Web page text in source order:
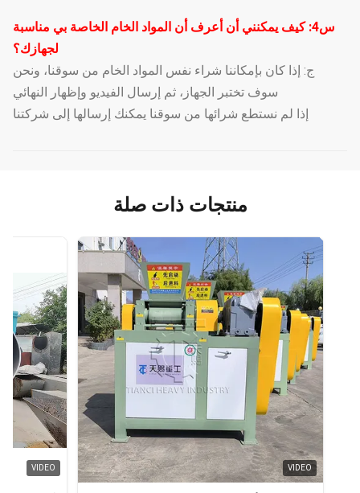
س4: كيف يمكنني أن أعرف أن المواد الخام الخاصة بي مناسبة
لجهازك؟
ج: إذا كان بإمكاننا شراء نفس المواد الخام من سوقنا، ونحن
سوف تختبر الجهاز، ثم إرسال الفيديو وإظهار النهائي
إذا لم نستطع شرائها من سوقنا يمكنك إرسالها إلى شركتنا
منتجات ذات صلة
VIDEO
VIDEO